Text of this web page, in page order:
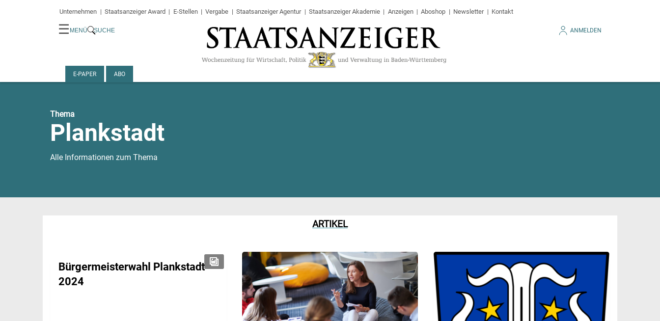
Unternehmen Staatsanzeiger Award E-Stellen Vergabe Staatsanzeiger Agentur Staatsanzeiger Akademie Anzeigen Aboshop Newsletter Kontakt
☰ MENÜ SUCHE ANMELDEN
E-PAPER ABO
Thema
Plankstadt
Alle Informationen zum Thema
ARTIKEL
Bürgermeisterwahl Plankstadt
2024